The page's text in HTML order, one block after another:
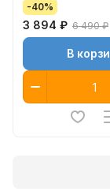
-40%
3 894 ₽ 6 490 ₽
В